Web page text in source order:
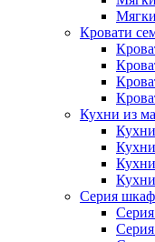
Кровати
Кухни из
Серия